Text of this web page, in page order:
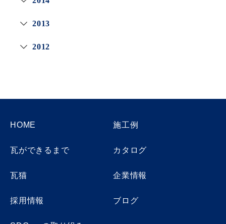
2013
2012
HOME 施工例
瓦ができるまで カタログ
瓦猫 企業情報
採用情報 ブログ